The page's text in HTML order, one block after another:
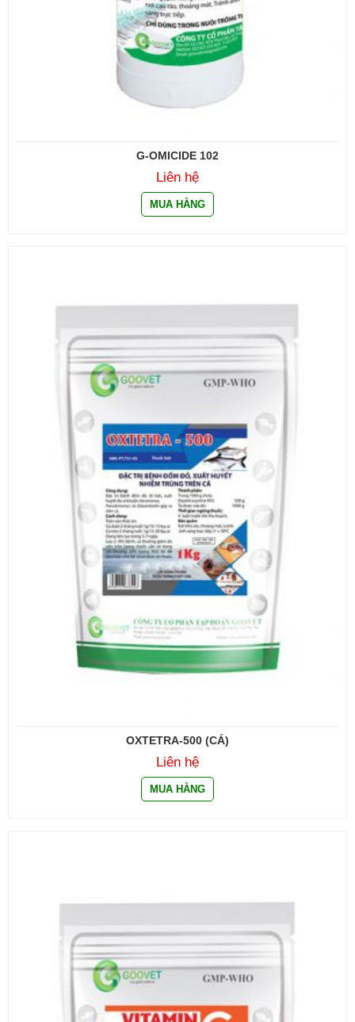
G-OMICIDE 102
Liên hệ
OXTETRA-500 (CÁ)
Liên hệ